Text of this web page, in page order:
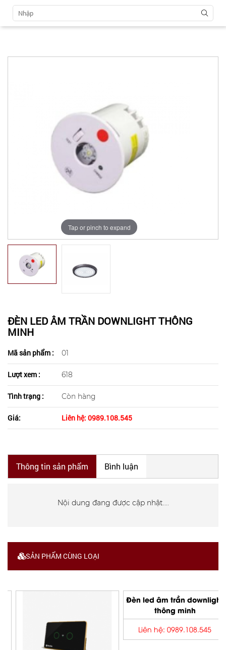
Tap or pinch to expand
ĐÈN LED ÂM TRẦN DOWNLIGHT THÔNG
MINH
Mã sản phẩm : 01
Lượt xem : 618
Tình trạng : Còn hàng
Giá: Liên hệ: 0989.108.545
Thông tin sản phẩm Bình luận
Nội dung đang được cập nhật....
SẢN PHẨM CÙNG LOẠI
Đèn led âm trần downlight
thông minh
Liên hệ: 0989.108.545